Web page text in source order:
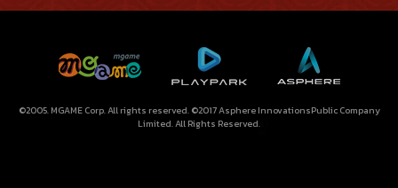
©2005. MGAME Corp. All rights reserved. ©2017 Asphere InnovationsPublic Company
Limited. All Rights Reserved.